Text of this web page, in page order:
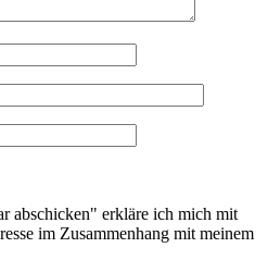
abschicken" erkläre ich mich mit
im Zusammenhang mit meinem